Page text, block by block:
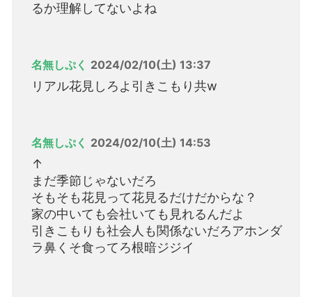
るか理解してないよね
名無しぷく 2024/02/10(土) 13:37
リアル花見しろよ引きこもり共w
名無しぷく 2024/02/10(土) 14:53
↑
まだ季節じゃないだろ
そもそも花見って花見るだけだからな？
家の中いても会社いても見れるんだよ
引きこもりも社会人も関係ないだろアホンダ
ラ鼻くそ食ってろ根暗ジジイ